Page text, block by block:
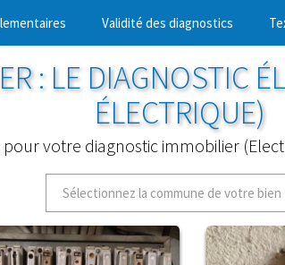
Validité des diagnostics
: LE DIAGNOSTIC
ÉLECTRIQUE)
votre diagnostic immobilier
Sélectionnez la commune de votre bien